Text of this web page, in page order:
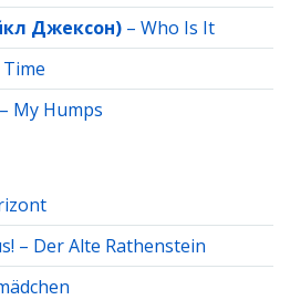
Джексон) – Who Is It
– My Humps
– Der Alte Rathenstein